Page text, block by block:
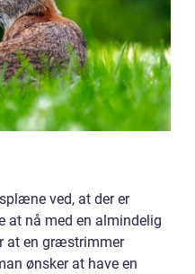
ved, at der er
nå med en almindelig
at en græstrimmer
ønsker at have en